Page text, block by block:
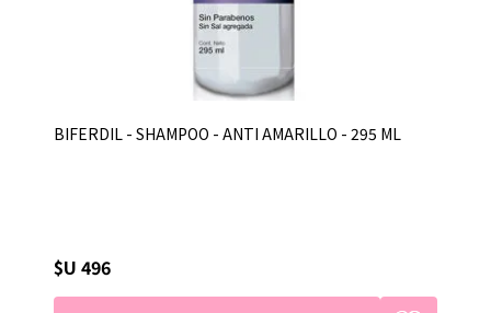
BIFERDIL - SHAMPOO - ANTI AMARILLO - 295 ML
$U 496